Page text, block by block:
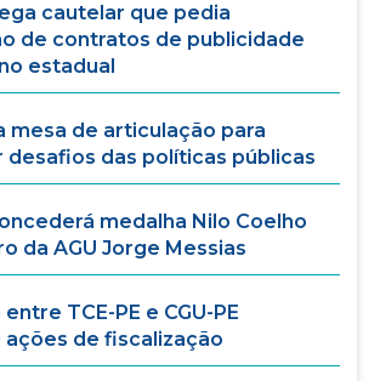
cautelar que pedia
de contratos de publicidade
estadual
mesa de articulação para
desafios das políticas públicas
medalha Nilo Coelho
da AGU Jorge Messias
TCE-PE e CGU-PE
de fiscalização